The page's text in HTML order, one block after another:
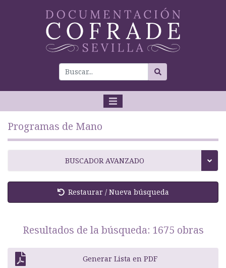
Programas de Mano
BUSCADOR AVANZADO
Restaurar / Nueva búsqueda
Resultados de la búsqueda: 1675 obras
Generar Lista en PDF